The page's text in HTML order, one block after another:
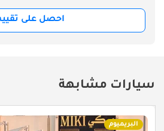
احصل على
سيارات مشابهة
البريميوم